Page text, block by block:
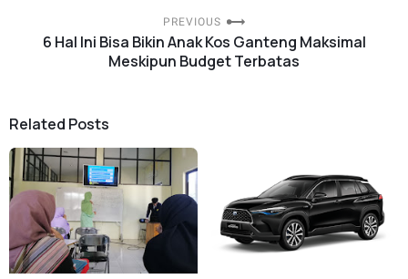
PREVIOUS
6 Hal Ini Bisa Bikin Anak Kos Ganteng Maksimal
Meskipun Budget Terbatas
Related Posts